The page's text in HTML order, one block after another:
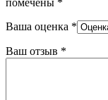
Ваша оценка *
Ваш отзыв *